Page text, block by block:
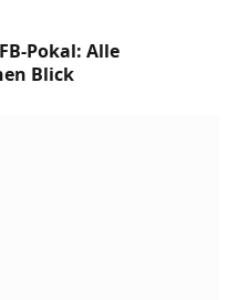
Pokal: Alle
Blick